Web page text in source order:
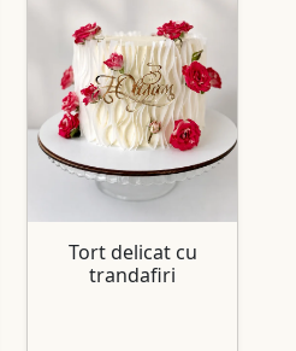
Tort delicat cu
trandafiri